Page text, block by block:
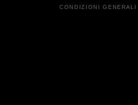
CONDIZIONI GENERALI